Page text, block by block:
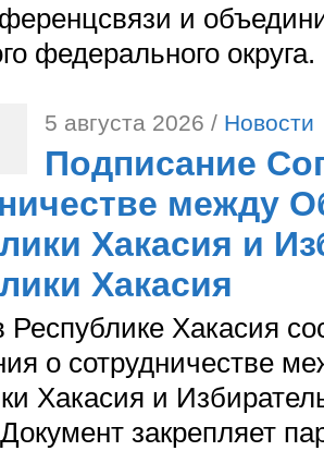
и
федерального округа.
5 августа 2026 / Новости
Подписание
между
Хакасия и
Хакасия
Республике Хакасия
о сотрудничестве
Хакасия и
закрепляет